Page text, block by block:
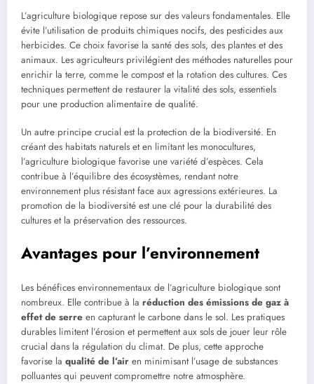
L’agriculture biologique repose sur des valeurs fondamentales. Elle
évite l’utilisation de produits chimiques nocifs, des pesticides aux
herbicides. Ce choix favorise la santé des sols, des plantes et des
animaux. Les agriculteurs privilégient des méthodes naturelles pour
enrichir la terre, comme le compost et la rotation des cultures. Ces
techniques permettent de restaurer la vitalité des sols, essentiels
pour une production alimentaire de qualité.
Un autre principe crucial est la protection de la biodiversité. En
créant des habitats naturels et en limitant les monocultures,
l’agriculture biologique favorise une variété d’espèces. Cela
contribue à l’équilibre des écosystèmes, rendant notre
environnement plus résistant face aux agressions extérieures. La
promotion de la biodiversité est une clé pour la durabilité des
cultures et la préservation des ressources.
Avantages pour l’environnement
Les bénéfices environnementaux de l’agriculture biologique sont
nombreux. Elle contribue à la réduction des émissions de gaz à
effet de serre en capturant le carbone dans le sol. Les pratiques
durables limitent l’érosion et permettent aux sols de jouer leur rôle
crucial dans la régulation du climat. De plus, cette approche
favorise la qualité de l’air en minimisant l’usage de substances
polluantes qui peuvent compromettre notre atmosphère.